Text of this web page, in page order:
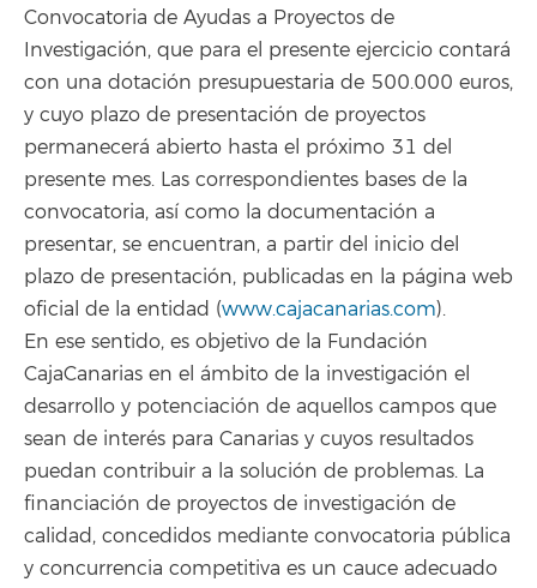
Convocatoria de Ayudas a Proyectos de
Investigación, que para el presente ejercicio contará
con una dotación presupuestaria de 500.000 euros,
y cuyo plazo de presentación de proyectos
permanecerá abierto hasta el próximo 31 del
presente mes. Las correspondientes bases de la
convocatoria, así como la documentación a
presentar, se encuentran, a partir del inicio del
plazo de presentación, publicadas en la página web
oficial de la entidad (www.cajacanarias.com).
En ese sentido, es objetivo de la Fundación
CajaCanarias en el ámbito de la investigación el
desarrollo y potenciación de aquellos campos que
sean de interés para Canarias y cuyos resultados
puedan contribuir a la solución de problemas. La
financiación de proyectos de investigación de
calidad, concedidos mediante convocatoria pública
y concurrencia competitiva es un cauce adecuado